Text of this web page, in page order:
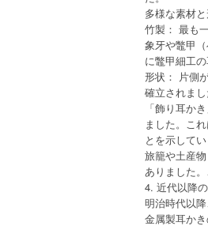
多様な素材と
竹製： 最も
象牙や鼈甲
に鼈甲細工
形状： 片側
確立されまし
「飾り耳か
ました。こ
とを示してい
旅籠や土産
ありました
4. 近代以降
明治時代以
金属製耳か